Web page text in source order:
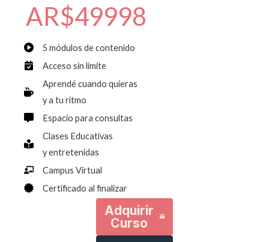
AR$49998
5 módulos de contenido
Acceso sin límite
Aprendé cuando quieras
y a tu ritmo
Espacio para consultas
Clases Educativas
y entretenidas
Campus Virtual
Certificado al finalizar
Adquirir
Curso